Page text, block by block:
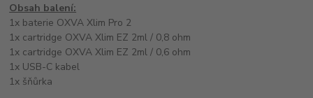
Obsah balení:
1x baterie OXVA Xlim Pro 2
1x cartridge OXVA Xlim EZ 2ml / 0,8 ohm
1x cartridge OXVA Xlim EZ 2ml / 0,6 ohm
1x USB-C kabel
1x šňůrka